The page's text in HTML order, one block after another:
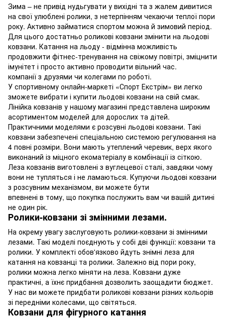
Зима – не привід нудьгувати у вихідні та з жалем дивитися
на свої улюблені ролики, з нетерпінням чекаючи теплої пори
року. Активно займатися спортом можна й зимовий період.
Для цього достатньо роликові ковзани змінити на льодові
ковзани. Катання на льоду - відмінна можливість
продовжити фітнес-тренування на свіжому повітрі, зміцнити
імунітет і просто активно проводити вільний час.
компанії з друзями чи колегами по роботі.
У спортивному онлайн-маркеті «Спорт Екстрім» ви легко
зможете вибрати і купити льодові ковзани на свій смак.
Лінійка ковзанів у нашому магазині представлена ​​широким
асортиментом моделей для дорослих та дітей.
Практичними моделями є розсувні льодові ковзани. Такі
ковзани забезпечені спеціальною системою регулювання на
4 повні розміри. Вони мають утеплений черевик, верх якого
виконаний із міцного екоматеріалу в комбінації із сіткою.
Леза ковзанів виготовлені з вуглецевої сталі, завдяки чому
вони не тупляться і не ламаються. Купуючи льодові ковзани
з розсувним механізмом, ви можете бути
впевнені в тому, що покупка послужить вам чи вашій дитині
не один рік.
Ролики-ковзани зі змінними лезами.
На окрему увагу заслуговують ролики-ковзани зі змінними
лезами. Такі моделі поєднують у собі дві функції: ковзани та
ролики. У комплекті обов'язково йдуть знімні леза для
катання на ковзанці та ролики. Залежно від пори року,
ролики можна легко міняти на леза. Ковзани дуже
практичні, а їхнє придбання дозволить заощадити бюджет.
У нас ви можете придбати роликові ковзани різних кольорів
зі передніми колесами, що світяться.
Ковзани для фігурного катання